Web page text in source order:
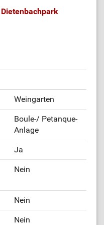
Weingarten
Boule-/ Petanque-
Anlage
Ja
Nein
Nein
Nein